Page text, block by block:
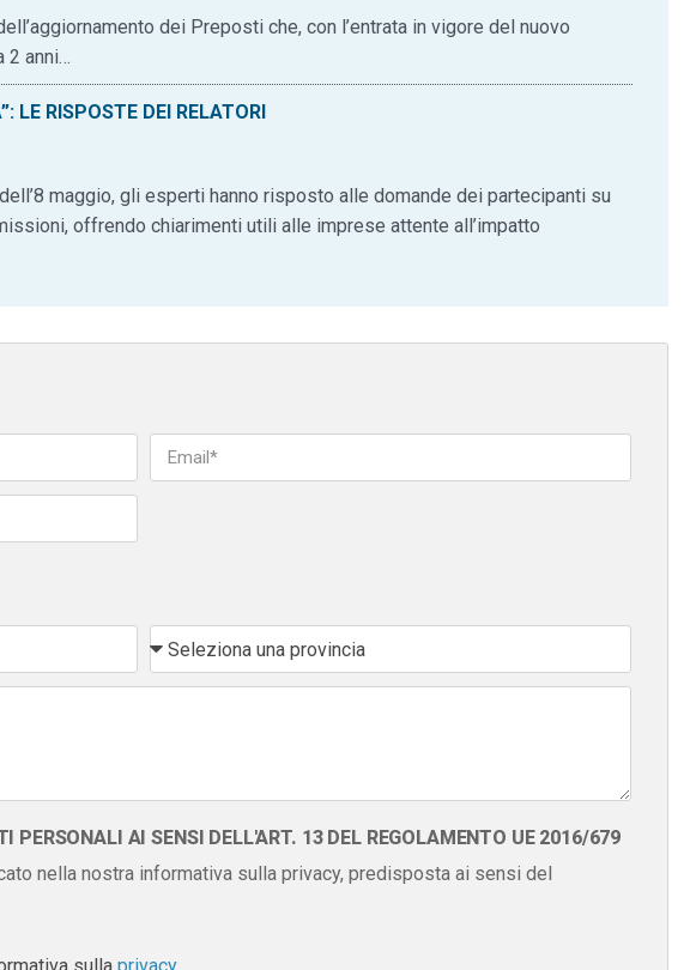
dei Preposti che, con l’entrata in vigore del nuovo
2 anni…
LE RISPOSTE DEI RELATORI
maggio, gli esperti hanno risposto alle domande dei partecipanti su
offrendo chiarimenti utili alle imprese attente all’impatto
PERSONALI AI SENSI DELL'ART. 13 DEL REGOLAMENTO UE 2016/679
nella nostra informativa sulla privacy, predisposta ai sensi del